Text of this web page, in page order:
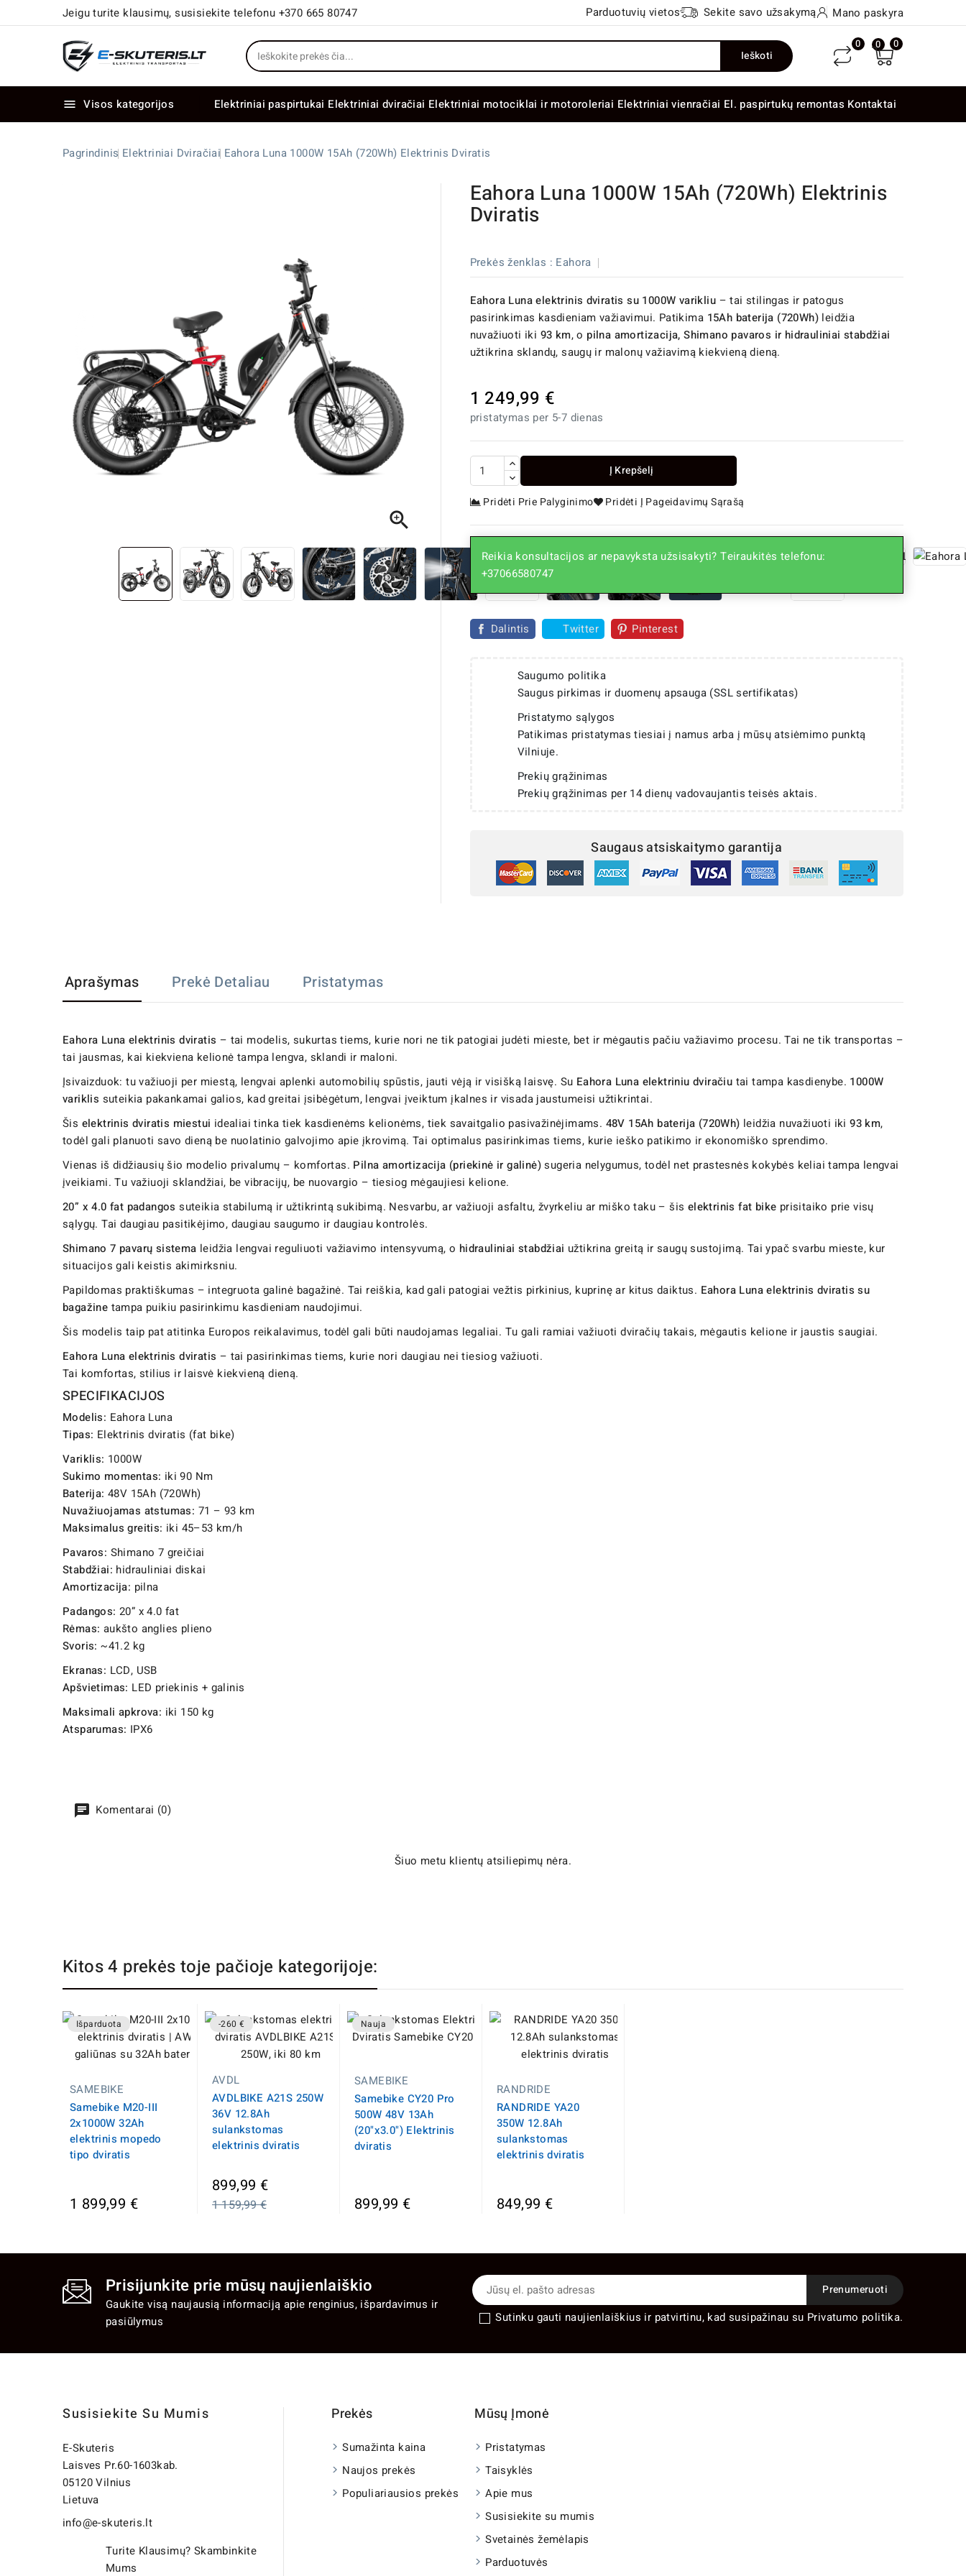
Jeigu turite klausimų, susisiekite telefonu +370 665 80747 Parduotuvių vietos Sekite savo užsakymą Mano paskyra
Ieškoti
0 0 0
 Visos kategorijos Elektriniai paspirtukai Elektriniai dviračiai Elektriniai motociklai ir motoroleriai Elektriniai vienračiai El. paspirtukų remontas Kontaktai
Pagrindinis Elektriniai Dviračiai Eahora Luna 1000W 15Ah (720Wh) Elektrinis Dviratis

Eahora Luna 1000W 15Ah (720Wh) Elektrinis
Dviratis
Prekės ženklas : Eahora
Eahora Luna elektrinis dviratis su 1000W varikliu – tai stilingas ir patogus
pasirinkimas kasdieniam važiavimui. Patikima 15Ah baterija (720Wh)leidžia
nuvažiuoti iki 93 km, o pilna amortizacija, Shimano pavaros ir hidrauliniai stabdžiai
užtikrina sklandų, saugų ir malonų važiavimą kiekvieną dieną.
1 249,99 €
pristatymas per 5-7 dienas
Į Krepšelį
Pridėti Prie Palyginimo Pridėti Į Pageidavimų Sąrašą
Reikia konsultacijos ar nepavyksta užsisakyti? Teiraukitės telefonu:
+37066580747
Dalintis Twitter Pinterest
Saugumo politika
Saugus pirkimas ir duomenų apsauga (SSL sertifikatas)
Pristatymo sąlygos
Patikimas pristatymas tiesiai į namus arba į mūsų atsiėmimo punktą
Vilniuje.
Prekių grąžinimas
Prekių grąžinimas per 14 dienų vadovaujantis teisės aktais.
Saugaus atsiskaitymo garantija
Aprašymas Prekė Detaliau Pristatymas
Eahora Luna elektrinis dviratis – tai modelis, sukurtas tiems, kurie nori ne tik patogiai judėti mieste, bet ir mėgautis pačiu važiavimo procesu. Tai ne tik transportas –
tai jausmas, kai kiekviena kelionė tampa lengva, sklandi ir maloni.
Įsivaizduok: tu važiuoji per miestą, lengvai aplenki automobilių spūstis, jauti vėją ir visišką laisvę. Su Eahora Luna elektriniu dviračiu tai tampa kasdienybe. 1000W
variklis suteikia pakankamai galios, kad greitai įsibėgėtum, lengvai įveiktum įkalnes ir visada jaustumeisi užtikrintai.
Šis elektrinis dviratis miestui idealiai tinka tiek kasdienėms kelionėms, tiek savaitgalio pasivažinėjimams. 48V 15Ah baterija (720Wh) leidžia nuvažiuoti iki93 km,
todėl gali planuoti savo dieną be nuolatinio galvojimo apie įkrovimą. Tai optimalus pasirinkimas tiems, kurie ieško patikimo ir ekonomiško sprendimo.
Vienas iš didžiausių šio modelio privalumų – komfortas. Pilna amortizacija (priekinė ir galinė)sugeria nelygumus, todėl net prastesnės kokybės keliai tampa lengvai
įveikiami. Tu važiuoji sklandžiai, be vibracijų, be nuovargio – tiesiog mėgaujiesi kelione.
20” x 4.0 fat padangos suteikia stabilumą ir užtikrintą sukibimą. Nesvarbu, ar važiuoji asfaltu, žvyrkeliu ar miško taku – šis elektrinis fat bike prisitaiko prie visų
sąlygų. Tai daugiau pasitikėjimo, daugiau saugumo ir daugiau kontrolės.
Shimano 7 pavarų sistema leidžia lengvai reguliuoti važiavimo intensyvumą, o hidrauliniai stabdžiai užtikrina greitą ir saugų sustojimą. Tai ypač svarbu mieste, kur
situacijos gali keistis akimirksniu.
Papildomas praktiškumas – integruota galinė bagažinė. Tai reiškia, kad gali patogiai vežtis pirkinius, kuprinę ar kitus daiktus. Eahora Luna elektrinis dviratis su
bagažine tampa puikiu pasirinkimu kasdieniam naudojimui.
Šis modelis taip pat atitinka Europos reikalavimus, todėl gali būti naudojamas legaliai. Tu gali ramiai važiuoti dviračių takais, mėgautis kelione ir jaustis saugiai.
Eahora Luna elektrinis dviratis – tai pasirinkimas tiems, kurie nori daugiau nei tiesiog važiuoti.
Tai komfortas, stilius ir laisvė kiekvieną dieną.
SPECIFIKACIJOS
Modelis: Eahora Luna
Tipas: Elektrinis dviratis (fat bike)
Variklis: 1000W
Sukimo momentas: iki 90 Nm
Baterija: 48V 15Ah (720Wh)
Nuvažiuojamas atstumas: 71 – 93 km
Maksimalus greitis: iki 45–53 km/h
Pavaros: Shimano 7 greičiai
Stabdžiai: hidrauliniai diskai
Amortizacija: pilna
Padangos: 20” x 4.0 fat
Rėmas: aukšto anglies plieno
Svoris: ~41.2 kg
Ekranas: LCD, USB
Apšvietimas: LED priekinis + galinis
Maksimali apkrova: iki 150 kg
Atsparumas: IPX6
Komentarai (0)
Šiuo metu klientų atsiliepimų nėra.
Kitos 4 prekės toje pačioje kategorijoje:
Išparduota
SAMEBIKE
Samebike M20-III
2x1000W 32Ah
elektrinis mopedo
tipo dviratis
1 899,99 €
-260 €
AVDL
AVDLBIKE A21S 250W
36V 12.8Ah
sulankstomas
elektrinis dviratis
899,99 €Įprasta
1 159,99 €
Nauja
SAMEBIKE
Samebike CY20 Pro
500W 48V 13Ah
(20"x3.0") Elektrinis
dviratis
899,99 €
RANDRIDE
RANDRIDE YA20
350W 12.8Ah
sulankstomas
elektrinis dviratis
849,99 €
Prisijunkite prie mūsų naujienlaiškio
Gaukite visą naujausią informaciją apie renginius, išpardavimus ir
pasiūlymus
Sutinku gauti naujienlaiškius ir patvirtinu, kad susipažinau su Privatumo politika.
Susisiekite Su Mumis
E-Skuteris
Laisves Pr.60-1603kab.
05120 Vilnius
Lietuva
info@e-skuteris.lt
Turite Klausimų? Skambinkite
Mums
Prekės
Sumažinta kaina
Naujos prekės
Populiariausios prekės
Mūsų Įmonė
Pristatymas
Taisyklės
Apie mus
Susisiekite su mumis
Svetainės žemėlapis
Parduotuvės